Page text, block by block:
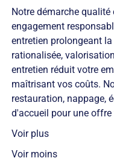
Notre démarche
engagement
entretien prolongeant
rationalisée,
entretien réduit votre
maîtrisant vos coûts.
restauration, nappage,
d'accueil pour une
Voir plus
Voir moins